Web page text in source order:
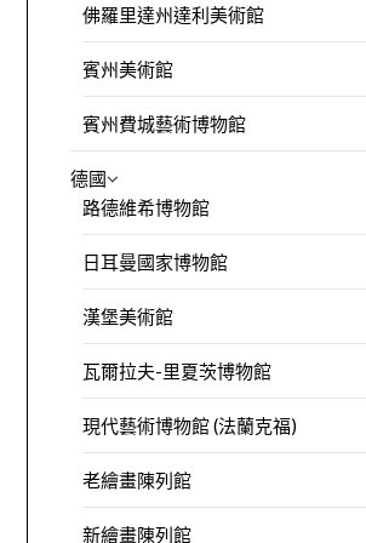
佛羅里達州達利美術館
賓州美術館
賓州費城藝術博物館
德國
路德維希博物館
日耳曼國家博物館
漢堡美術館
瓦爾拉夫-里夏茨博物館
現代藝術博物館 (法蘭克福)
老繪畫陳列館
新繪畫陳列館